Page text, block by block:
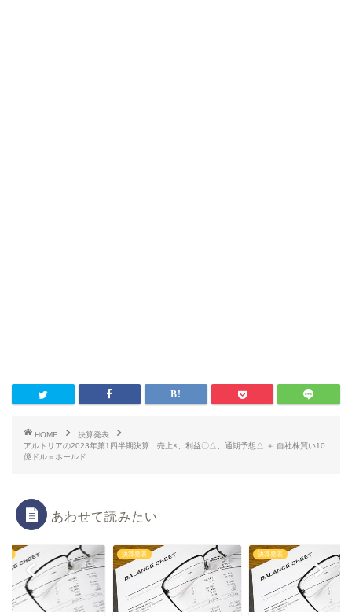
HOME
決算発表
アルトリアの2023年第1四半期決算 売上×、利益〇△、通期予想△ ＋ 自社株買い10
億ドル＝ホールド
あわせて読みたい
決算発表 決算発表